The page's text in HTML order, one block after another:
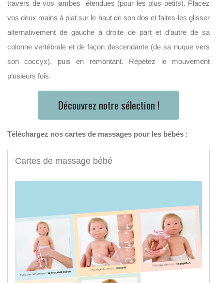
travers de vos jambes étendues (pour les plus petits). Placez
vos deux mains à plat sur le haut de son dos et faites-les glisser
alternativement de gauche à droite de part et d’autre de sa
colonne vertébrale et de façon descendante (de sa nuque vers
son coccyx), puis en remontant.
Répétez le mouvement
plusieurs fois.
Découvrez notre sélection !
Téléchargez nos cartes de massages pour les bébés :
Cartes de massage bébé